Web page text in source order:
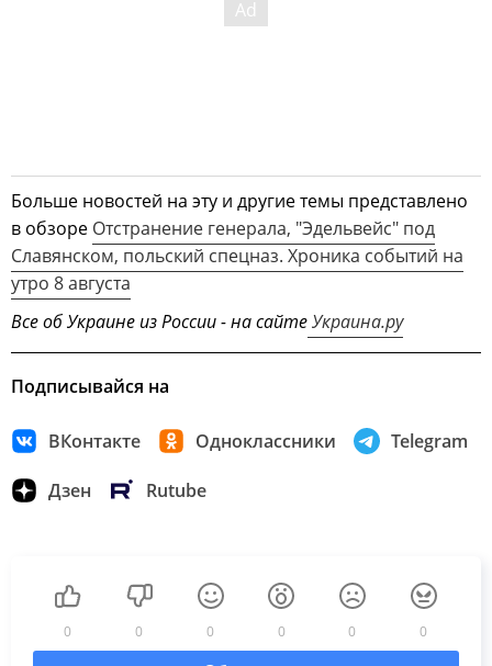
Больше новостей на эту и другие темы представлено
в обзоре Отстранение генерала, "Эдельвейс" под
Славянском, польский спецназ. Хроника событий на
утро 8 августа
Все об Украине из России - на сайтеУкраина.ру
Подписывайся на
ВКонтакте Одноклассники Telegram
Дзен Rutube
0 0 0 0 0 0